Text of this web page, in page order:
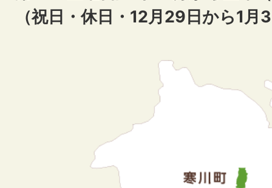
（祝日・休日・12月29日から1月